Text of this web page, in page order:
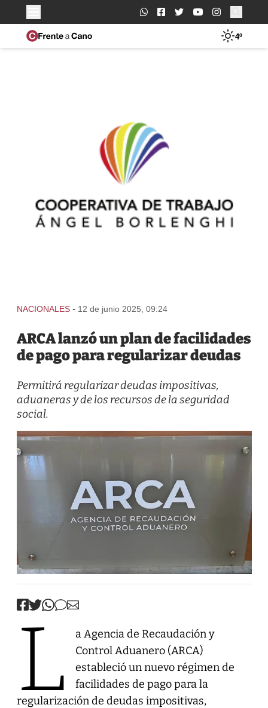
Buscar:
4º
NACIONALES - 12 de junio 2025, 09:24
ARCA lanzó un plan de facilidades
de pago para regularizar deudas
Permitirá regularizar deudas impositivas,
aduaneras y de los recursos de la seguridad
social.
L
a Agencia de Recaudación y
Control Aduanero (ARCA)
estableció un nuevo régimen de
facilidades de pago para la
regularización de deudas impositivas,